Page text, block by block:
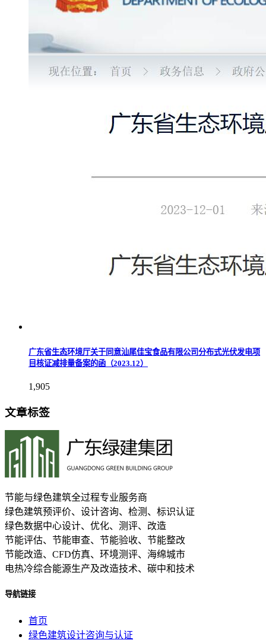
广东省生态环境厅关于同意汕尾佳宝食品有限公司分布式光伏发电项
目核证减排量备案的函（2023.12）
1,905
文章标签
节能与绿色建筑全过程专业服务商
绿色建筑预评价、设计咨询、检测、标识认证
绿色数据中心设计、优化、测评、改造
节能评估、节能审查、节能验收、节能整改
节能改造、CFD仿真、环境测评、海绵城市
电热冷综合能源生产及改造技术、碳中和技术
导航链接
首页
绿色建筑设计咨询与认证